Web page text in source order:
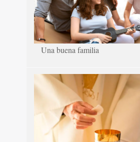
Una buena familia